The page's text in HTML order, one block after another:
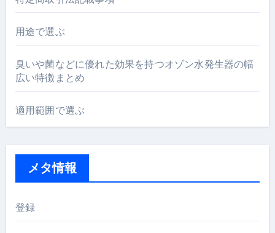
用途で選ぶ
臭いや菌などに優れた効果を持つオゾン水発生器の幅
広い特徴まとめ
適用範囲で選ぶ
メタ情報
登録